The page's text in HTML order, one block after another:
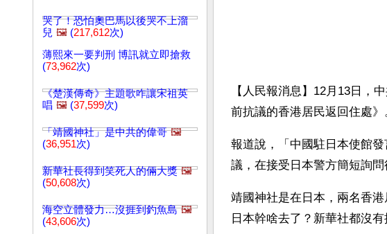
哭了！恐怕奧巴馬以後哭不上溜
兒 🖼️ (217,612次)
薄熙來一要判刑 博訊就立即搶救
(73,962次)
《楚漢傳奇》主題歌咋讓宋祖英
唱 🖼️ (37,599次)
「靖國神社」是中共的偉哥 🖼️
(36,951次)
新華社長得到笑死人的倆大獎 🖼️
(50,608次)
海空立體發力…沒捱到釣魚島 🖼️
(43,606次)
【人民報消息】12月13日，
前抗議的香港居民返回住處》
報道說，「中國駐日本使館
議，在接受日本警方簡短詢問
靖國神社是在日本，兩名香
日本幹啥去了？新華社都沒